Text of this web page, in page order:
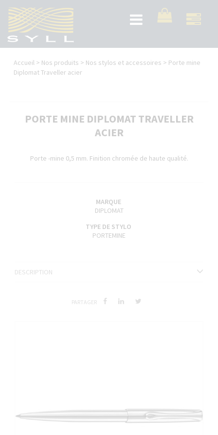
contenu
principal
Toggle
navigation
Vous
êtes
Accueil > Nos produits > Nos stylos et accessoires > Porte mine
Diplomat Traveller acier
PORTE MINE DIPLOMAT TRAVELLER
ACIER
Porte -mine 0,5 mm. Finition chromée de haute qualité.
MARQUE
DIPLOMAT
TYPE DE STYLO
PORTEMINE
DESCRIPTION
PARTAGER